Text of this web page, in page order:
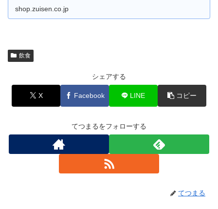
shop.zuisen.co.jp
飲食
シェアする
X Facebook LINE コピー
てつまるをフォローする
てつまる